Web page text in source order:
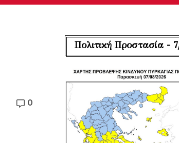
0
Πολιτική Προστασία -